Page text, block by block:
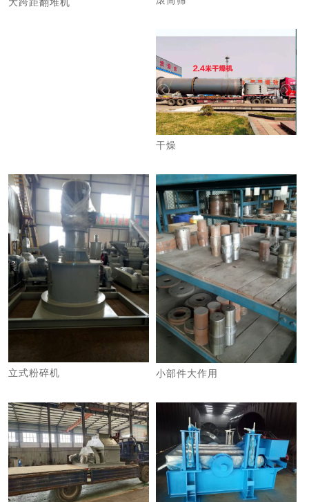
大跨距翻堆机
干燥
立式粉碎机 小部件大作用